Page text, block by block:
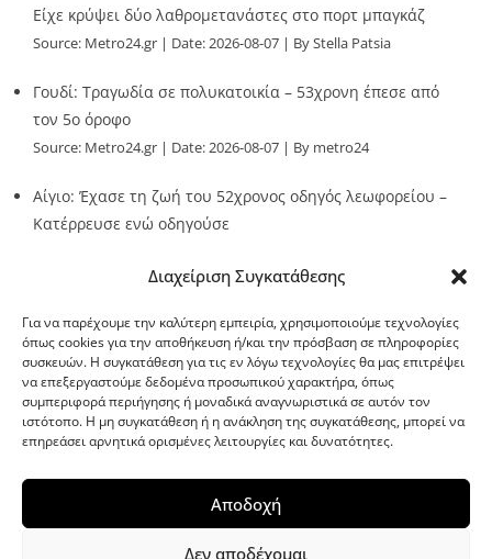
Διαχείριση Συγκατάθεσης
Για να παρέχουμε την καλύτερη εμπειρία, χρησιμοποιούμε τεχνολογίες
όπως cookies για την αποθήκευση ή/και την πρόσβαση σε πληροφορίες
συσκευών. Η συγκατάθεση για τις εν λόγω τεχνολογίες θα μας επιτρέψει
να επεξεργαστούμε δεδομένα προσωπικού χαρακτήρα, όπως
συμπεριφορά περιήγησης ή μοναδικά αναγνωριστικά σε αυτόν τον
ιστότοπο. Η μη συγκατάθεση ή η ανάκληση της συγκατάθεσης, μπορεί να
επηρεάσει αρνητικά ορισμένες λειτουργίες και δυνατότητες.
Αποδοχή
Δεν αποδέχομαι
Είχε κρύψει δύο λαθρομετανάστες στο πορτ μπαγκάζ
Source: Metro24.gr Date: 2026-08-07 By Stella Patsia
Γουδί: Τραγωδία σε πολυκατοικία – 53χρονη έπεσε από
τον 5ο όροφο
Source: Metro24.gr Date: 2026-08-07 By metro24
Αίγιο: Έχασε τη ζωή του 52χρονος οδηγός λεωφορείου –
Κατέρρευσε ενώ οδηγούσε
G-point.gr